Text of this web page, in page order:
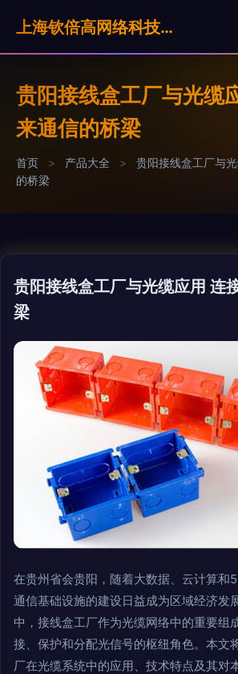
上海钦倍高网络科技有限公司
贵阳接线盒工厂与光缆
来通信的桥梁
首页 > 产品大全 >
贵阳接线盒工厂与
的桥梁
贵阳接线盒工厂与光缆应用 连
梁
在贵州省会贵阳，随着大数据、云计算和
通信基础设施的建设日益成为区域经济发
中，接线盒工厂作为光缆网络中的重要组
接、保护和分配光信号的枢纽角色。本文
厂在光缆系统中的应用、技术特点及其对